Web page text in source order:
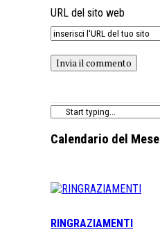
URL del sito web
Calendario del Mese
RINGRAZIAMENTI